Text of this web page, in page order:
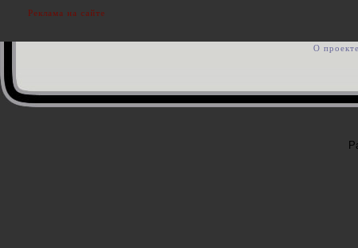
Реклама на сайте
О